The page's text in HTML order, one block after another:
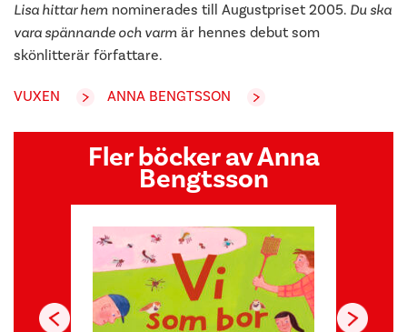
Lisa hittar hem nominerades till Augustpriset 2005. Du ska
vara spännande och varm är hennes debut som
skönlitterär författare.
VUXEN ANNA BENGTSSON
Fler böcker av Anna
Bengtsson